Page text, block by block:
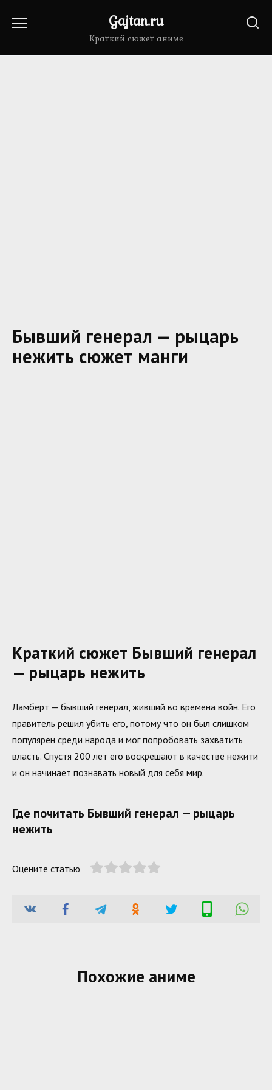
Gajtan.ru
Краткий сюжет аниме
Бывший генерал — рыцарь
нежить сюжет манги
Краткий сюжет Бывший генерал
— рыцарь нежить
Ламберт — бывший генерал, живший во времена войн. Его
правитель решил убить его, потому что он был слишком
популярен среди народа и мог попробовать захватить
власть. Спустя 200 лет его воскрешают в качестве нежити
и он начинает познавать новый для себя мир.
Где почитать Бывший генерал — рыцарь
нежить
Оцените статью
Похожие аниме